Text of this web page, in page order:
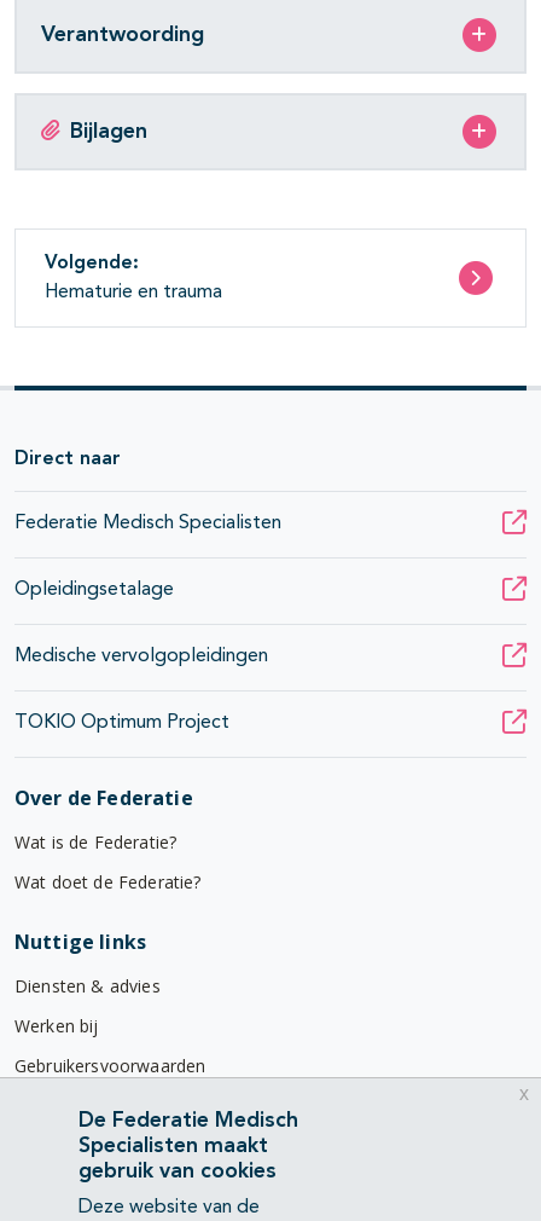
Verantwoording
Bijlagen
Volgende:
Hematurie en trauma
Direct naar
Federatie Medisch Specialisten
Opleidingsetalage
Medische vervolgopleidingen
TOKIO Optimum Project
Over de Federatie
Wat is de Federatie?
Wat doet de Federatie?
Nuttige links
Diensten & advies
Werken bij
Gebruikersvoorwaarden
Privacyverklaring
Contact
Mercatorlaan 1200
De Federatie Medisch
Specialisten maakt
gebruik van cookies
Deze website van de
x